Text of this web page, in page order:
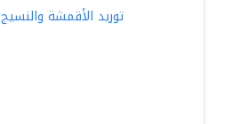
توريد الأقمشة والنسيج